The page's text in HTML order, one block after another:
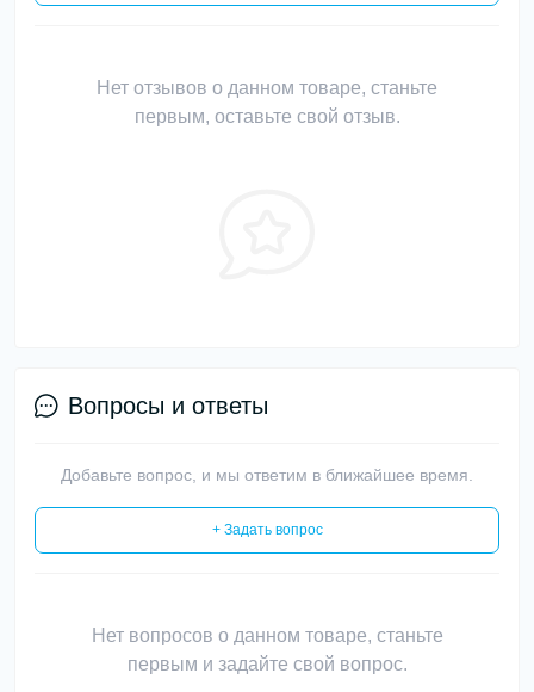
Нет отзывов о данном товаре, станьте
первым, оставьте свой отзыв.
Вопросы и ответы
Добавьте вопрос, и мы ответим в ближайшее время.
+ Задать вопрос
Нет вопросов о данном товаре, станьте
первым и задайте свой вопрос.